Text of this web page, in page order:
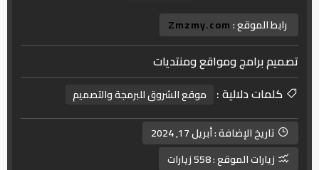
رابط الموقع :Zmzmy.com
تصميم برامج ومواقع ومنتديات
كلمات دلالية :
موقع الشروق للبرمجة والتصميم
تاريخ الإضافة :أبريل 17, 2024
زيارات الموقع :558 زيارات